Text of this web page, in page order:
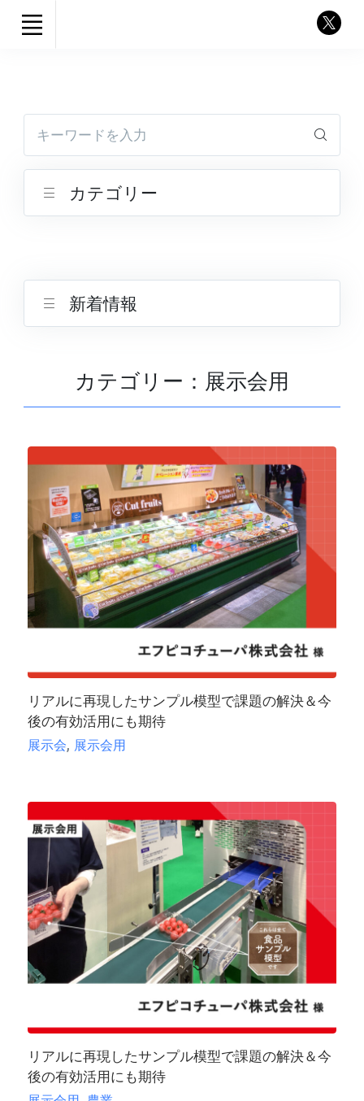
カテゴリー：展示会用
リアルに再現したサンプル模型で課題の解決＆今
後の有効活用にも期待
展示会, 展示会用
リアルに再現したサンプル模型で課題の解決＆今
後の有効活用にも期待
キーワードを入力
カテゴリー
新着情報